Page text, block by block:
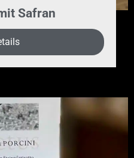
Safran